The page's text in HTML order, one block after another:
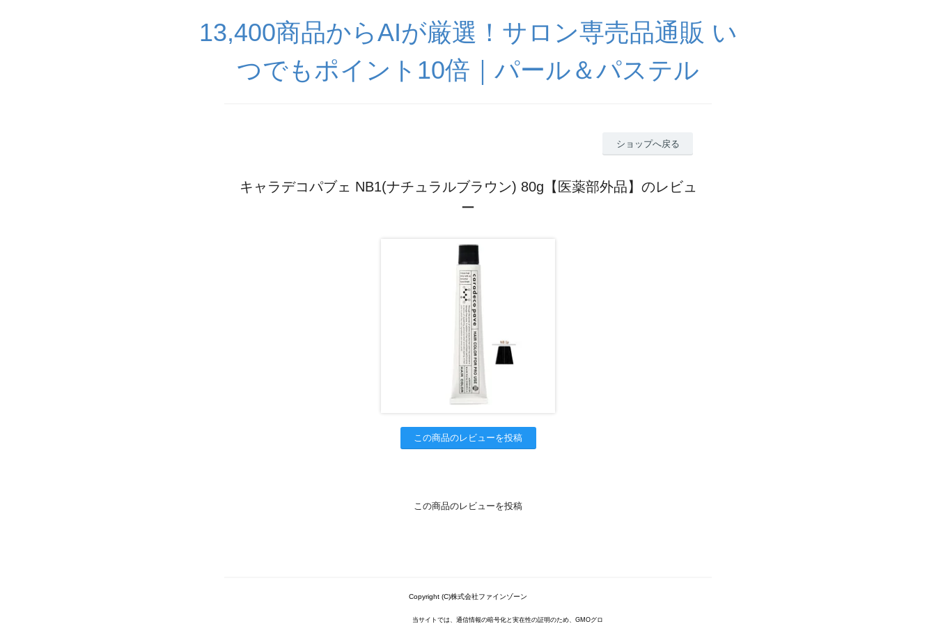
13,400商品からAIが厳選！サロン専売品通販 い
つでもポイント10倍｜パール＆パステル
ショップへ戻る
キャラデコパブェ NB1(ナチュラルブラウン) 80g【医薬部外品】のレビュ
ー
この商品のレビューを投稿
この商品のレビューを投稿
Copyright (C)株式会社ファインゾーン
当サイトでは、通信情報の暗号化と実在性の証明のため、GMOグロ